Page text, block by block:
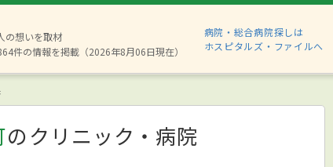
の想いを取材
件の情報を掲載（2026年8月06日現在）
病院・総合病院探しは
ホスピタルズ・ファイルへ
のクリニック・病院